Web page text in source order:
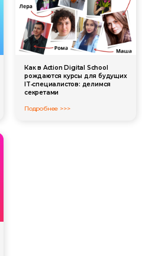
Как в Action Digital School
рождаются курсы для будущих
IT‑специалистов: делимся
секретами
Подробнее >>>